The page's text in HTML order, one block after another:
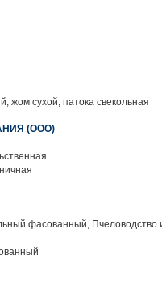
жом сухой, патока свекольная
(ООО)
фасованный, Пчеловодство